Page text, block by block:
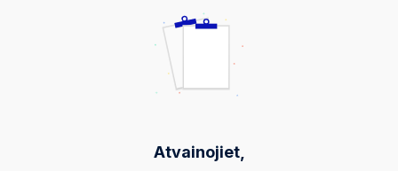
Atvainojiet,